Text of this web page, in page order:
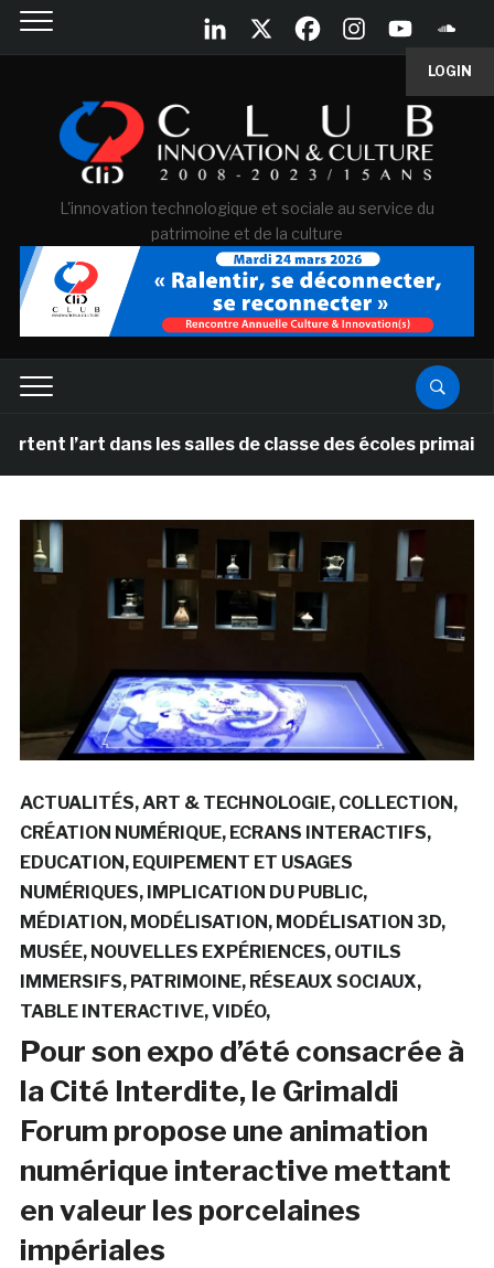
LOGIN
L'innovation technologique et sociale au service du
patrimoine et de la culture
dans les salles de classe des écoles primaires des
ACTUALITÉS ART & TECHNOLOGIE COLLECTION
CRÉATION NUMÉRIQUE ECRANS INTERACTIFS
EDUCATION EQUIPEMENT ET USAGES
NUMÉRIQUES IMPLICATION DU PUBLIC
MÉDIATION MODÉLISATION MODÉLISATION 3D
MUSÉE NOUVELLES EXPÉRIENCES OUTILS
IMMERSIFS PATRIMOINE RÉSEAUX SOCIAUX
TABLE INTERACTIVE VIDÉO
Pour son expo d’été consacrée à
la Cité Interdite, le Grimaldi
Forum propose une animation
numérique interactive mettant
en valeur les porcelaines
impériales